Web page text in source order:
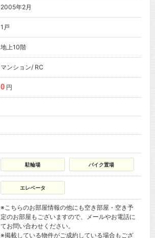
2005年2月
1戸
地上10階
マンション/ RC
0 円
駐輪場 バイク置場
エレベータ
※こちらのお部屋情報の他にも空き部屋・空き予
定のお部屋もございますので、メールやお電話に
てお問い合わせください。
※掲載している物件がご成約している場合もござ